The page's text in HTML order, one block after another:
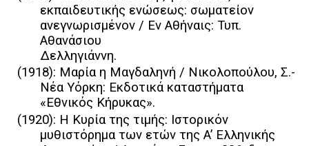
εκπαιδευτικής ενώσεως: σωματείον
ανεγνωρισμένον / Εν Αθήναις: Τυπ.
Αθανάσιου
Δελληγιάννη.
(1918): Μαρία η Μαγδαληνή / Νικολοπούλου, Σ.-
Νέα Υόρκη: Εκδοτικά καταστήματα
«Εθνικός Κήρυκας».
(1920): H Kυρία της τιμής: Iστορικόν
μυθιστόρημα των ετών της A’ Eλληνικής